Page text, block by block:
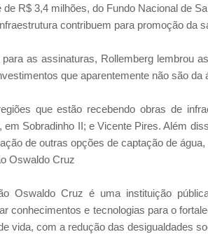
de R$ 3,4 milhões, do Fundo Nacional de
contribuem para promoção da
para as assinaturas, Rollemberg lembrou
que aparentemente não são
que estão recebendo obras de
em Sobradinho II; e Vicente Pires. Além
de outras opções de captação de
Oswaldo Cruz
Oswaldo Cruz é uma instituição
conhecimentos e tecnologias para o
vida, com a redução das desigualdades